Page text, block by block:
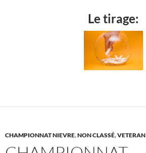
Le tirage:
CHAMPIONNAT NIEVRE,NON CLASSÉ,VETERAN